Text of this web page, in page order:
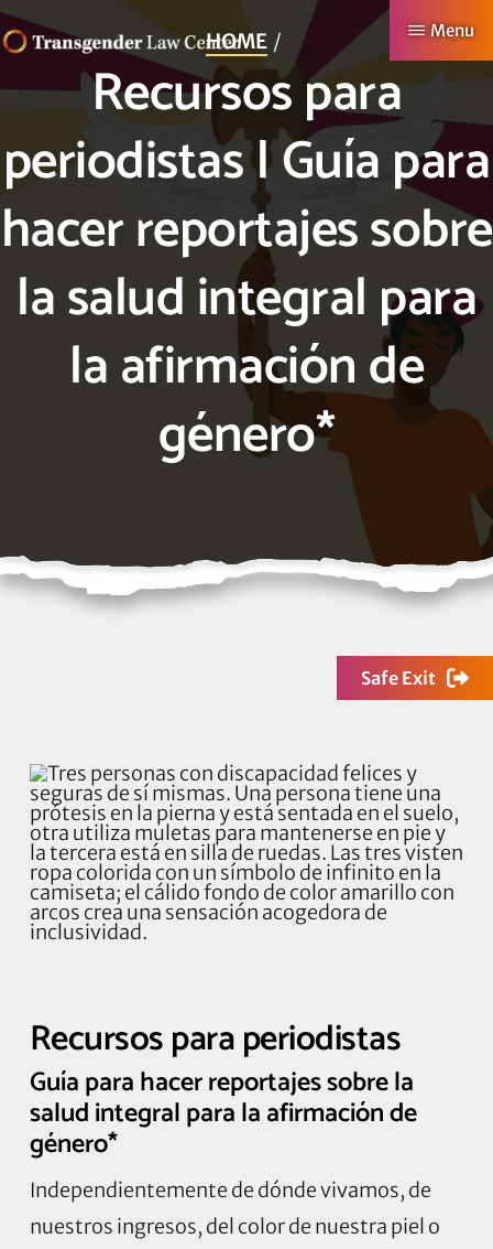
Skip
to
main
TRANSGENDER
Making
Authentic
Lives
Menu
HOME
Recursos para
periodistas | Guía para
hacer reportajes sobre
la salud integral para
la afirmación de
género*
Safe Exit
Recursos para periodistas
Guía para hacer reportajes sobre la
salud integral para la afirmación de
género*
Independientemente de dónde vivamos, de
nuestros ingresos, del color de nuestra piel o